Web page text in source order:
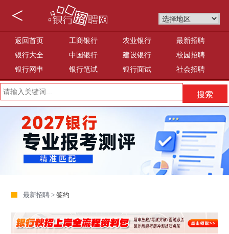
<
返回首页 工商银行 农业银行
最新招聘
银行大全
中国银行 建设银行
校园招聘
银行网申
银行笔试 银行面试 社会招聘
最新招聘 >签约